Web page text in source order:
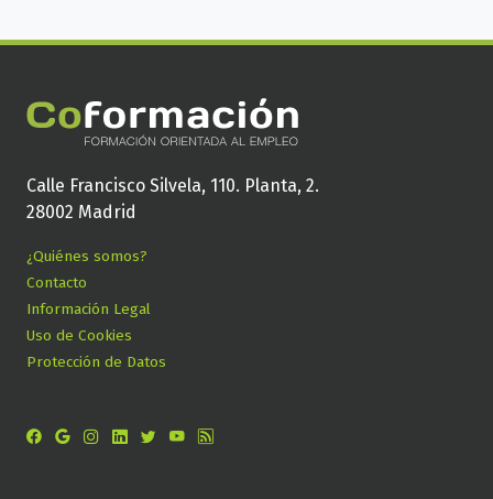
Calle Francisco Silvela, 110. Planta, 2.
28002 Madrid
¿Quiénes somos?
Contacto
Información Legal
Uso de Cookies
Protección de Datos